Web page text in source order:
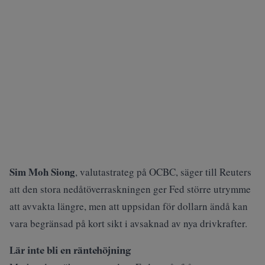
Sim Moh Siong, valutastrateg på OCBC, säger till Reuters
att den stora nedåtöverraskningen ger Fed större utrymme
att avvakta längre, men att uppsidan för dollarn ändå kan
vara begränsad på kort sikt i avsaknad av nya drivkrafter.
Lär inte bli en räntehöjning